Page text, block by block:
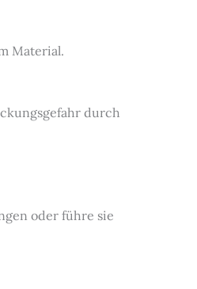
Material.
durch
oder führe sie